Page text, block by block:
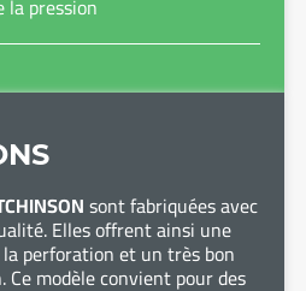
pression
sont fabriquées avec
Elles offrent ainsi une
perforation et un très bon
modèle convient pour des